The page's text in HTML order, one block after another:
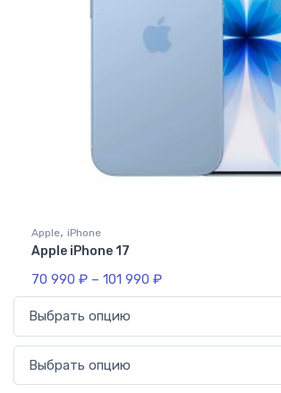
Apple, iPhone
Apple iPhone 17
70 990 ₽ – 101 990 ₽